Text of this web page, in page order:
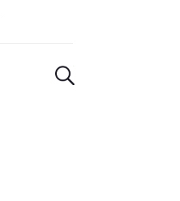
Поиск по сайту